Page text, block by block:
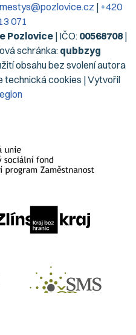
mestys@pozlovice.cz | +420
071
Pozlovice| IČO: 00568708|
schránka: qubbzyg
obsahu bez svolení autora
technická cookies | Vytvořil